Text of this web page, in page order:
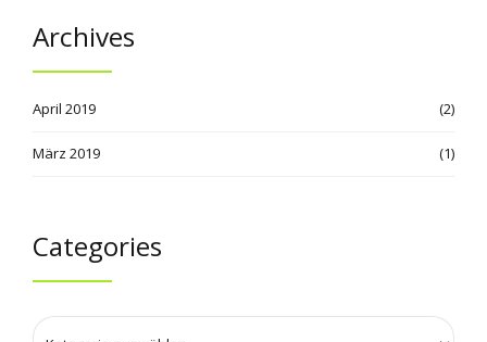
Archives
April 2019 (2)
März 2019 (1)
Categories